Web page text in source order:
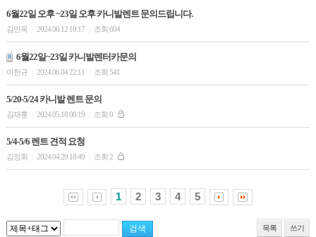
6월22일 오후 ~23일 오후 카니발렌트 문의드립니다.
김민욱 2024.06.12 10:17 조회 604
6월22일~23일 카니발렌터카문의
이한규 2024.06.04 22:11 조회 541
5/20-5/24 카니발 렌트 문의
김재훈 2024.05.18 08:19 조회 0
5/4-5/6 렌트 견적 요청
김정회 2024.04.29 18:49 조회 2
1 2 3 4 5
목록 쓰기